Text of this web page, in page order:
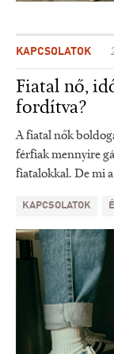
KAPCSOLATOK
Fiatal nő,
fordítva?
A fiatal nők
férfiak mennyire
fiatalokkal. De mi
KAPCSOLATOK